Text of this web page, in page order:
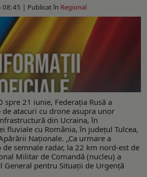
08:45 | Publicat în Regional
21 iunie, Federația Rusă a
de atacuri cu drone asupra unor
din Ucraina, în
fluviale cu România, în județul Tulcea,
Naţionale. „Ca urmare a
semnale radar, la 22 km nord-est de
Militar de Comandă (nucleu) a
General pentru Situații de Urgență